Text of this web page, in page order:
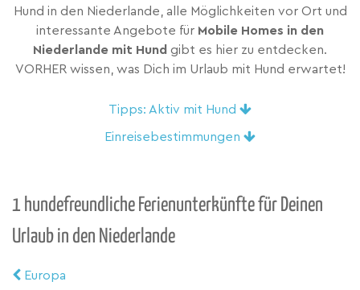
Hund in den Niederlande, alle Möglichkeiten vor Ort und
interessante Angebote für Mobile Homes in den
Niederlande mit Hund gibt es hier zu entdecken.
VORHER wissen, was Dich im Urlaub mit Hund erwartet!
Tipps: Aktiv mit Hund
Einreisebestimmungen
1 hundefreundliche Ferienunterkünfte für Deinen
Urlaub in den Niederlande
Europa